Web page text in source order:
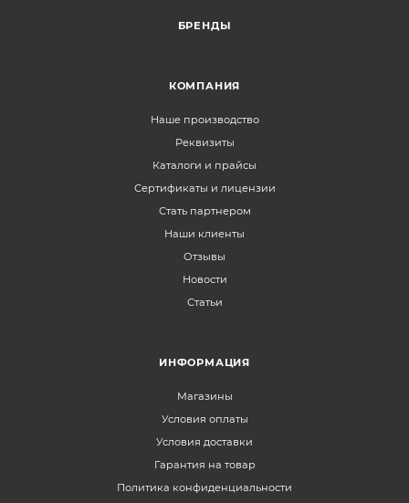
БРЕНДЫ
КОМПАНИЯ
Наше производство
Реквизиты
Каталоги и прайсы
Сертификаты и лицензии
Стать партнером
Наши клиенты
Отзывы
Новости
Статьи
ИНФОРМАЦИЯ
Магазины
Условия оплаты
Условия доставки
Гарантия на товар
Политика конфиденциальности